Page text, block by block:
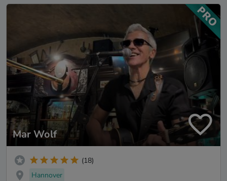
Mar Wolf
(18)
Hannover